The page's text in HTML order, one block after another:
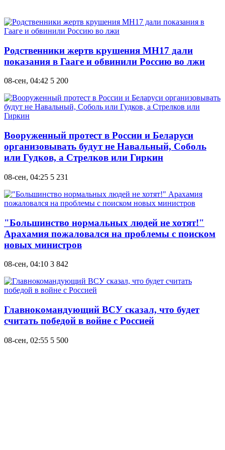
Родственники жертв крушения МН17 дали
показания в Гааге и обвинили Россию во лжи
08-сен, 04:42 5 200
Вооруженный протест в России и Беларуси
организовывать будут не Навальный, Соболь
или Гудков, а Стрелков или Гиркин
08-сен, 04:25 5 231
"Большинство нормальных людей не хотят!"
Арахамия пожаловался на проблемы с поиском
новых министров
08-сен, 04:10 3 842
Главнокомандующий ВСУ сказал, что будет
считать победой в войне с Россией
08-сен, 02:55 5 500